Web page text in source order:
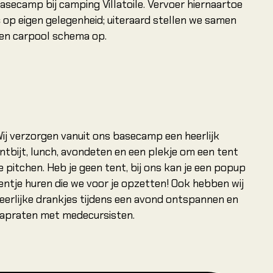
bij camping Villatoile. Vervoer hiernaartoe
op eigen gelegenheid; uiteraard stellen we samen
carpool schema op.
verzorgen vanuit ons basecamp een heerlijk
lunch, avondeten en een plekje om een tent
pitchen. Heb je geen tent, bij ons kan je een popup
huren die we voor je opzetten! Ook hebben wij
drankjes tijdens een avond ontspannen en
met medecursisten.